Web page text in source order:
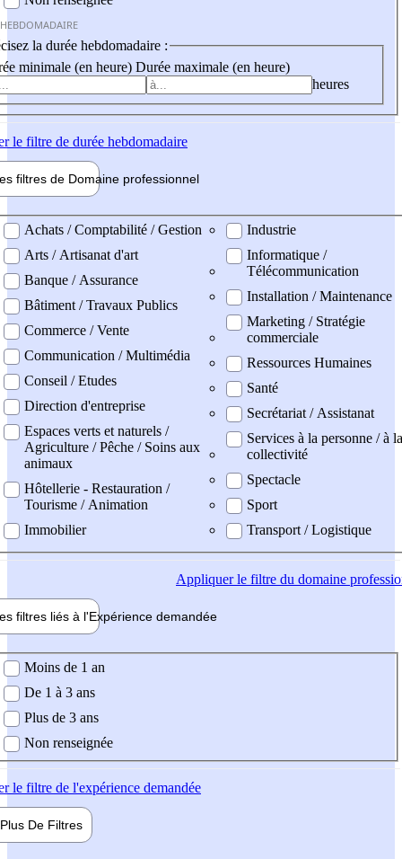
la durée hebdomadaire :
minimale (en heure) Durée maximale (en heure)
heures
le filtre de durée hebdomadaire
filtres de Domaine professionnel
professionel
Achats / Comptabilité / Gestion
Arts / Artisanat d'art
Banque / Assurance
Bâtiment / Travaux Publics
Commerce / Vente
Communication / Multimédia
Conseil / Etudes
Direction d'entreprise
Espaces verts et naturels /
Agriculture / Pêche / Soins aux
animaux
Hôtellerie - Restauration /
Tourisme / Animation
Immobilier
Industrie
Informatique /
Télécommunication
Installation / Maintenance
Marketing / Stratégie
commerciale
Ressources Humaines
Santé
Secrétariat / Assistanat
Services à la personne / à la
collectivité
Spectacle
Sport
Transport / Logistique
Appliquerle filtre du domaine
filtres liés à l'Expérience demandée
demandée
Moins de 1 an
De 1 à 3 ans
Plus de 3 ans
Non renseignée
le filtre de l'expérience demandée
Plus De Filtres